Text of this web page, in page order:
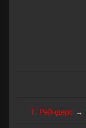
Т. Рейндерс →